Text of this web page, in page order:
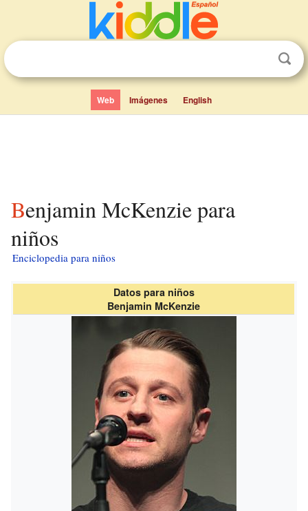
Web Imágenes English
Benjamin McKenzie para
niños
Enciclopedia para niños
Datos para niños
Benjamin McKenzie